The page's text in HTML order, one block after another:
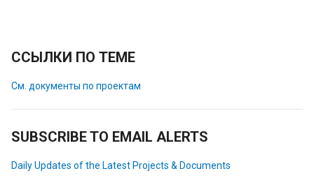
ССЫЛКИ ПО ТЕМЕ
См. документы по проектам
SUBSCRIBE TO EMAIL ALERTS
Daily Updates of the Latest Projects & Documents